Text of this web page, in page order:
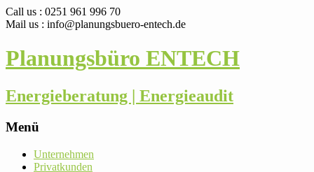
Call us : 0251 961 996 70
Mail us : info@planungsbuero-entech.de
Planungsbüro ENTECH
Energieberatung | Energieaudit
Menü
Skip
Unter­nehmen
Pri­vat­kunden